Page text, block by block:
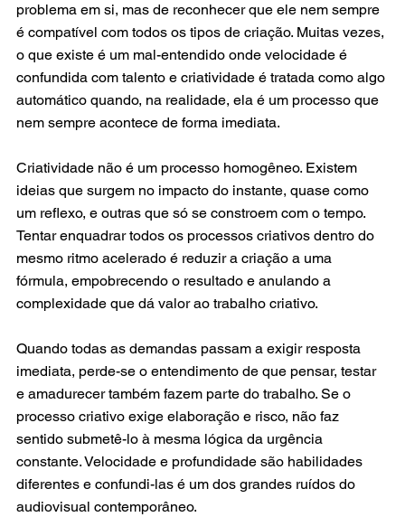
problema em si, mas de reconhecer que ele nem sempre
é compatível com todos os tipos de criação. Muitas vezes,
o que existe é um mal-entendido onde velocidade é
confundida com talento e criatividade é tratada como algo
automático quando, na realidade, ela é um processo que
nem sempre acontece de forma imediata.
Criatividade não é um processo homogêneo. Existem
ideias que surgem no impacto do instante, quase como
um reflexo, e outras que só se constroem com o tempo.
Tentar enquadrar todos os processos criativos dentro do
mesmo ritmo acelerado é reduzir a criação a uma
fórmula, empobrecendo o resultado e anulando a
complexidade que dá valor ao trabalho criativo.
Quando todas as demandas passam a exigir resposta
imediata, perde-se o entendimento de que pensar, testar
e amadurecer também fazem parte do trabalho. Se o
processo criativo exige elaboração e risco, não faz
sentido submetê-lo à mesma lógica da urgência
constante. Velocidade e profundidade são habilidades
diferentes e confundi-las é um dos grandes ruídos do
audiovisual contemporâneo.